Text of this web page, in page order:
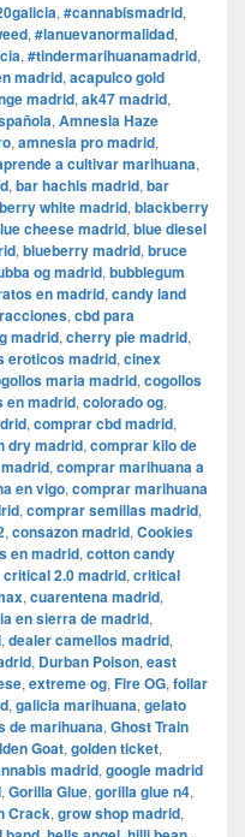
, #cannabismadrid,
, #lanuevanormalidad,
, #tindermarihuanamadrid,
madrid, acapulco gold
madrid, ak47 madrid,
, Amnesia Haze
, amnesia pro madrid,
a cultivar marihuana,
, bar hachis madrid, bar
berry white madrid, blackberry
cheese madrid, blue diesel
, blueberry madrid, bruce
og madrid, bubblegum
en madrid, candy land
, cbd para
madrid, cherry pie madrid,
eroticos madrid, cinex
maria madrid, cogollos
en madrid, colorado og,
, comprar cbd madrid,
dry madrid, comprar kilo de
, comprar marihuana a
en vigo, comprar marihuana
, comprar semillas madrid,
, consazon madrid, Cookies
en madrid, cotton candy
critical 2.0 madrid, critical
, cuarentena madrid,
en sierra de madrid,
, dealer camellos madrid,
, Durban Poison, east
, extreme og, Fire OG, follar
, galicia marihuana, gelato
de marihuana, Ghost Train
Goat, golden ticket,
madrid, google madrid
, Gorilla Glue, gorilla glue n4,
Crack, grow shop madrid,